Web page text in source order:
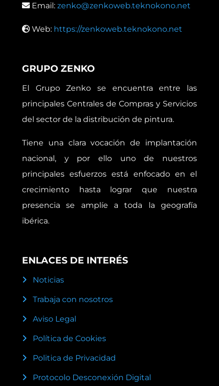
Email: zenko@zenkoweb.teknokono.net
Web: https://zenkoweb.teknokono.net
GRUPO ZENKO
El Grupo Zenko se encuentra entre las
principales Centrales de Compras y Servicios
del sector de la distribución de pintura.
Tiene una clara vocación de implantación
nacional, y por ello uno de nuestros
principales esfuerzos está enfocado en el
crecimiento hasta lograr que nuestra
presencia se amplíe a toda la geografía
ibérica.
ENLACES DE INTERÉS
Noticias
Trabaja con nosotros
Aviso Legal
Política de Cookies
Politica de Privacidad
Protocolo Desconexión Digital